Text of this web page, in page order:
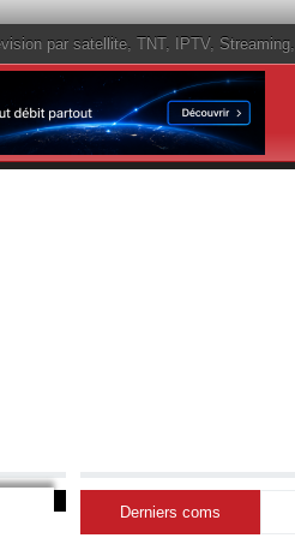
par satellite, TNT, IPTV, Streaming,
Derniers coms